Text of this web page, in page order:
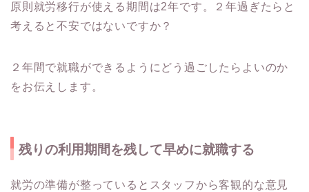
原則就労移行が使える期間は2年です。２年過ぎたらと
考えると不安ではないですか？
２年間で就職ができるようにどう過ごしたらよいのか
をお伝えします。
残りの利用期間を残して早めに就職する
就労の準備が整っているとスタッフから客観的な意見